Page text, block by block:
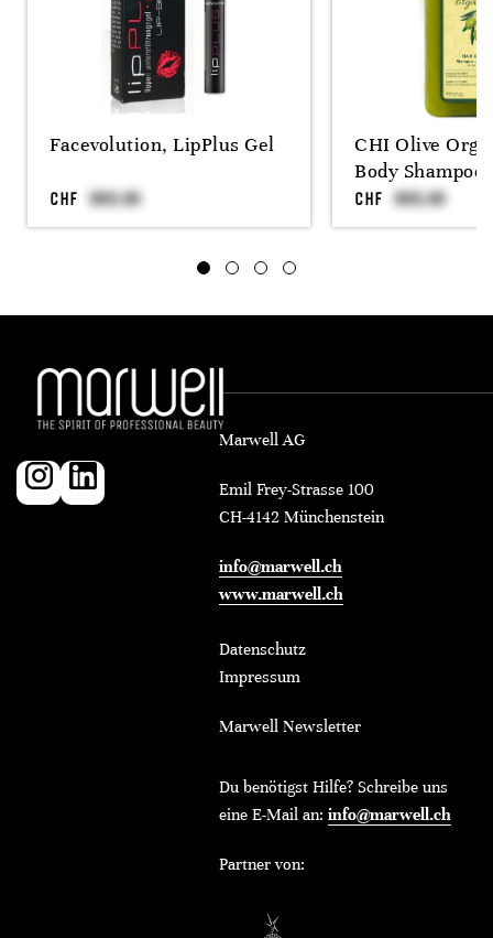
Facevolution, LipPlus Gel
CHF
CHI Olive
Body Shampoo
CHF
Marwell AG
Emil Frey-Strasse 100
CH-4142 Münchenstein
info@marwell.ch
www.marwell.ch
Datenschutz
Impressum
Marwell Newsletter
Du benötigst Hilfe? Schreibe uns
eine E-Mail an: info@marwell.ch
Partner von: